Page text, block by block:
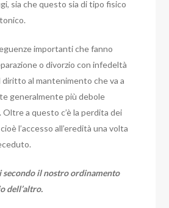
sia che questo sia di tipo fisico
importanti che fanno
o divorzio con infedeltà
diritto al mantenimento che va a
generalmente più debole
a questo c’è la perdita dei
l’accesso all’eredità una volta
secondo il nostro ordinamento
dell’altro.